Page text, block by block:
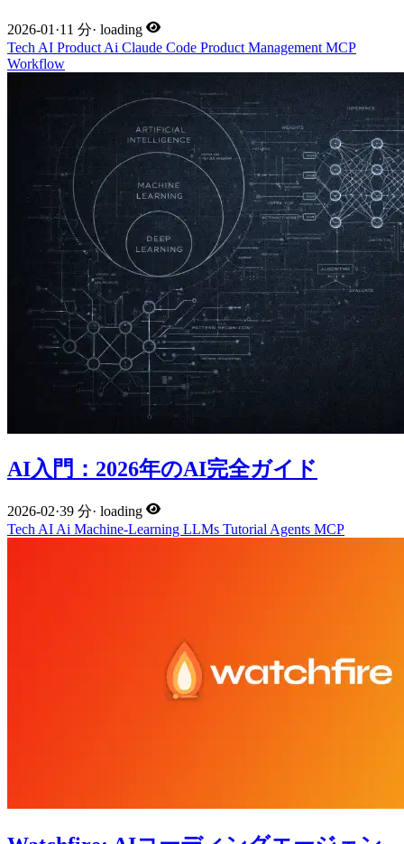
2026-01 ·11 分· loading
Tech AI Product Ai Claude Code Product Management MCP
Workflow
AI入門：2026年のAI完全ガイド
2026-02·39 分· loading
Tech AI Ai Machine-Learning LLMs Tutorial Agents MCP